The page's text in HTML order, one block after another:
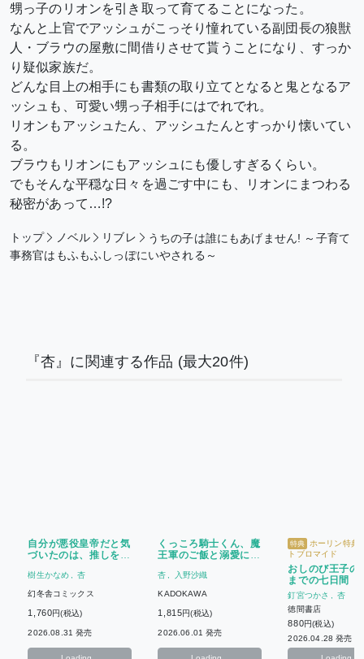
甥っ子のリオンを引き取って育てることになった。
なんと上官でアッシュがこっそり憧れている副団長の狼獣
人・ブラウの屋敷に間借りさせて貰うことになり、すっか
り疑似家族だ。
どんな目上の相手にも書類の取り立てとなると鬼となるア
ッシュも、可愛い甥っ子相手にはでれでれ。
リオンもアッシュたん、アッシュたんとすっかり懐いてい
る。
ブラウもリオンにもアッシュにも優しすぎるくらい。
でもそんな平穏な日々を過ごす中にも、リオンにまつわる
秘密があって…!?
トップ ノベル リブレ
うちの子は誰にもあげません! ～子育て
事務官はもふもふしっぽにいやされる～
『杏』に関連する作品 (最大20件)
自分が悪役皇帝だと気
づいたのは、推しを公
樹生かなめ 杏
幻冬舎コミックス
1,760円(税込)
2026.08.31 発売
くっころ騎士くん、魔
王軍のご飯と溺愛に陥
杏 入野沙織
KADOKAWA
1,815円(税込)
2026.06.01 発売
特典 ホーリン特典
トブロマイド
おしのび王子の
までの七日間
釘宮つかさ
杏
徳間書店
880円(税込)
2026.04.28 発売